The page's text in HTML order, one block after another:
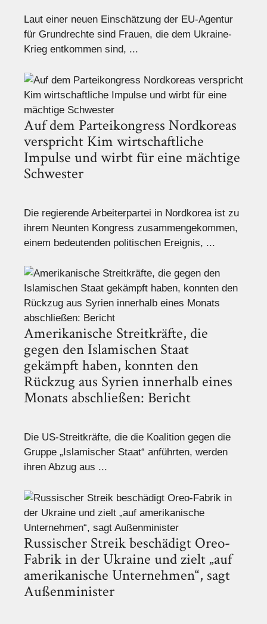
Laut einer neuen Einschätzung der EU-Agentur
für Grundrechte sind Frauen, die dem Ukraine-
Krieg entkommen sind, ...
Auf dem Parteikongress Nordkoreas
verspricht Kim wirtschaftliche
Impulse und wirbt für eine mächtige
Schwester
Die regierende Arbeiterpartei in Nordkorea ist zu
ihrem Neunten Kongress zusammengekommen,
einem bedeutenden politischen Ereignis, ...
Amerikanische Streitkräfte, die
gegen den Islamischen Staat
gekämpft haben, konnten den
Rückzug aus Syrien innerhalb eines
Monats abschließen: Bericht
Die US-Streitkräfte, die die Koalition gegen die
Gruppe „Islamischer Staat“ anführten, werden
ihren Abzug aus ...
Russischer Streik beschädigt Oreo-
Fabrik in der Ukraine und zielt „auf
amerikanische Unternehmen“, sagt
Außenminister